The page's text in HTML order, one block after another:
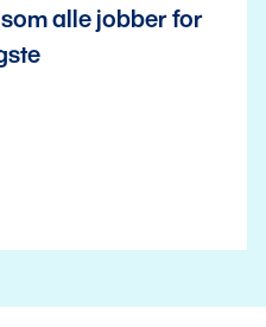
alle jobber for